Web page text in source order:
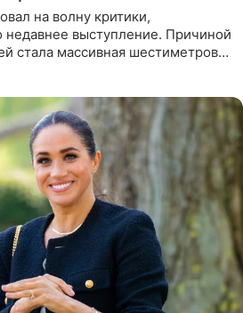
на волну критики,
выступление. Причиной
стала массивная шестиметровая